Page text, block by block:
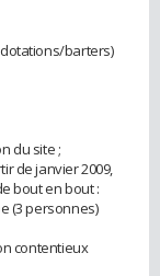
barters)
du site ;
de janvier 2009,
bout en bout :
(3 personnes)
contentieux